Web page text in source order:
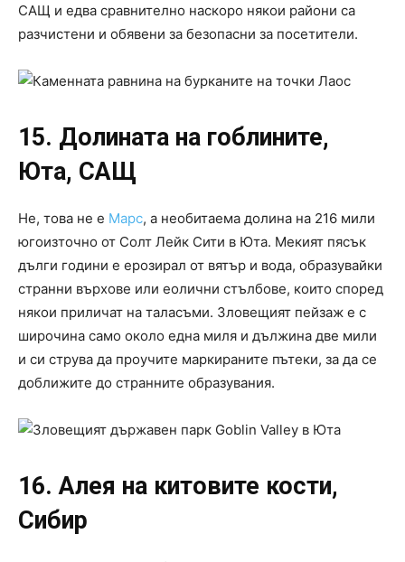
САЩ и едва сравнително наскоро някои райони са
разчистени и обявени за безопасни за посетители.
15. Долината на гоблините,
Юта, САЩ
Не, това не е Марс, а необитаема долина на 216 мили
югоизточно от Солт Лейк Сити в Юта. Мекият пясък
дълги години е ерозирал от вятър и вода, образувайки
странни върхове или еолични стълбове, които според
някои приличат на таласъми. Зловещият пейзаж е с
широчина само около една миля и дължина две мили
и си струва да проучите маркираните пътеки, за да се
доближите до странните образувания.
16. Алея на китовите кости,
Сибир